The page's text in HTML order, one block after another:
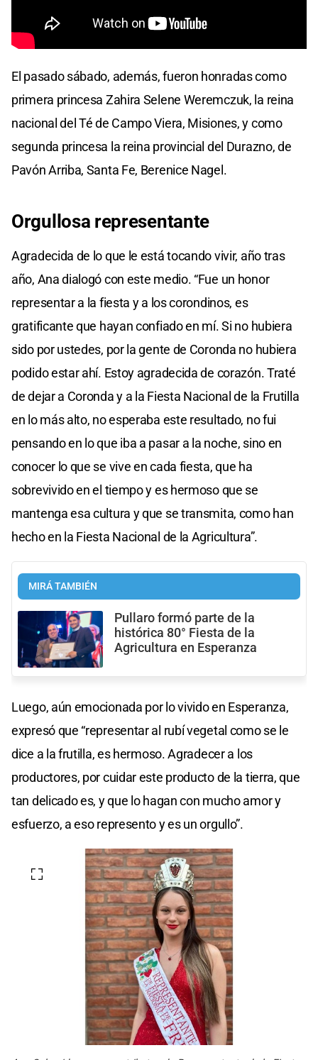
El pasado sábado, además, fueron honradas como
primera princesa Zahira Selene Weremczuk, la reina
nacional del Té de Campo Viera, Misiones, y como
segunda princesa la reina provincial del Durazno, de
Pavón Arriba, Santa Fe, Berenice Nagel.
Orgullosa representante
Agradecida de lo que le está tocando vivir, año tras
año, Ana dialogó con este medio. “Fue un honor
representar a la fiesta y a los corondinos, es
gratificante que hayan confiado en mí. Si no hubiera
sido por ustedes, por la gente de Coronda no hubiera
podido estar ahí. Estoy agradecida de corazón. Traté
de dejar a Coronda y a la Fiesta Nacional de la Frutilla
en lo más alto, no esperaba este resultado, no fui
pensando en lo que iba a pasar a la noche, sino en
conocer lo que se vive en cada fiesta, que ha
sobrevivido en el tiempo y es hermoso que se
mantenga esa cultura y que se transmita, como han
hecho en la Fiesta Nacional de la Agricultura”.
MIRÁ TAMBIÉN
Pullaro formó parte de la
histórica 80° Fiesta de la
Agricultura en Esperanza
Luego, aún emocionada por lo vivido en Esperanza,
expresó que “representar al rubí vegetal como se le
dice a la frutilla, es hermoso. Agradecer a los
productores, por cuidar este producto de la tierra, que
tan delicado es, y que lo hagan con mucho amor y
esfuerzo, a eso represento y es un orgullo”.